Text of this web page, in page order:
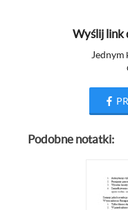
Wyślij link
Podobne notatki: